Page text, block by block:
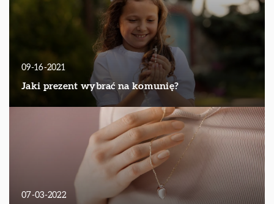
09-16-2021
Jaki prezent wybrać na komunię?
07-03-2022